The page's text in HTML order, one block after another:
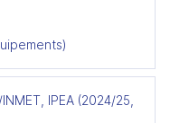
IPEA (2024/25,